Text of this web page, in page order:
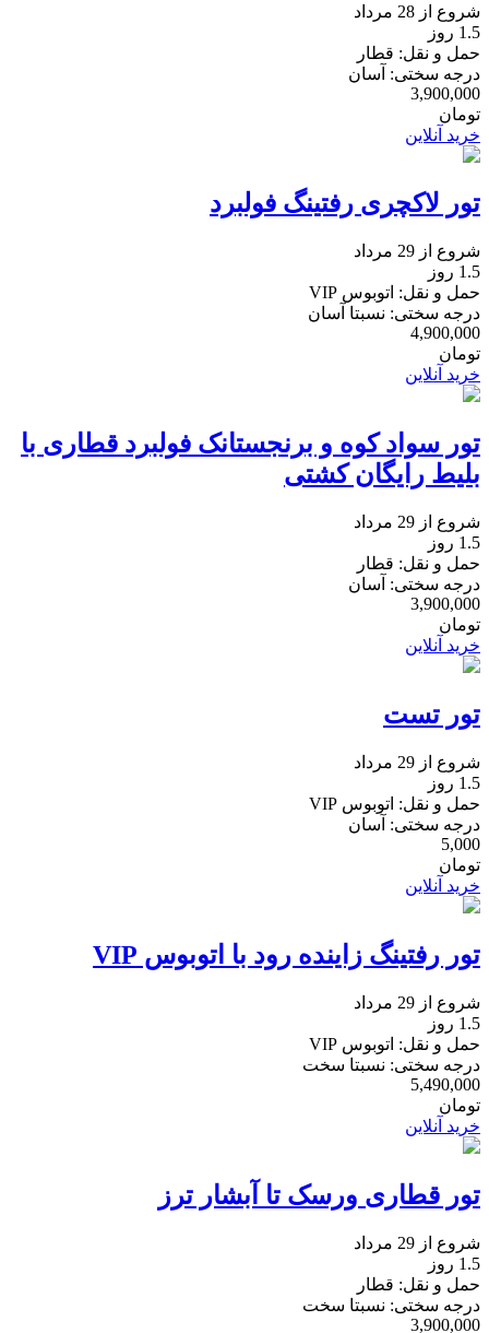
شروع از 28 مرداد
1.5 روز
حمل و نقل: قطار
درجه سختی: آسان
3,900,000
تومان
خرید آنلاین
تور لاکچری رفتینگ فولبرد
شروع از 29 مرداد
1.5 روز
حمل و نقل: اتوبوس VIP
درجه سختی: نسبتا آسان
4,900,000
تومان
خرید آنلاین
تور سواد کوه و برنجستانک فولبرد قطاری با
بلیط رایگان کشتی
شروع از 29 مرداد
1.5 روز
حمل و نقل: قطار
درجه سختی: آسان
3,900,000
تومان
خرید آنلاین
تور تست
شروع از 29 مرداد
1.5 روز
حمل و نقل: اتوبوس VIP
درجه سختی: آسان
5,000
تومان
خرید آنلاین
تور رفتینگ زاینده رود با اتوبوس VIP
شروع از 29 مرداد
1.5 روز
حمل و نقل: اتوبوس VIP
درجه سختی: نسبتا سخت
5,490,000
تومان
خرید آنلاین
تور قطاری ورسک تا آبشار ترز
شروع از 29 مرداد
1.5 روز
حمل و نقل: قطار
درجه سختی: نسبتا سخت
3,900,000